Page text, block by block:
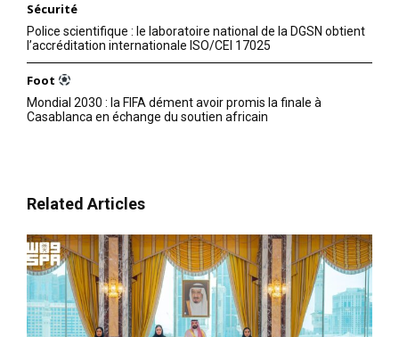
Sécurité
Police scientifique : le laboratoire national de la DGSN obtient
l’accréditation internationale ISO/CEI 17025
Foot
Mondial 2030 : la FIFA dément avoir promis la finale à
Casablanca en échange du soutien africain
Related Articles